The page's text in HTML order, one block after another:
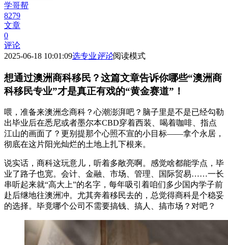
学哥帮
8279
文章
0
评论
2025-06-18 10:01:09选专业评论阅读模式
想通过澳洲商科移民？这篇文章告诉你哪些“澳洲商
科移民专业”才是真正有戏的“黄金赛道”！
喂，准备来澳洲念商科？心潮澎湃吧？脑子里是不是已经勾勒
出毕业后在悉尼或者墨尔本CBD穿着西装、喝着咖啡、指点
江山的画面了？更别提那个心照不宣的小目标——拿个永居，
彻底在这片阳光灿烂的土地上扎下根来。
说实话，商科这玩意儿，听着多敞亮啊。感觉啥都能学点，毕
业了路子也宽。会计、金融、市场、管理、国际贸易……一长
串听起来就“高大上”的名字，每年吸引着咱们多少国内学子前
赴后继地往澳洲冲。尤其奔着移民去的，总觉得商科是个稳妥
的选择。毕竟哪个公司不需要搞钱、搞人、搞市场？对吧？